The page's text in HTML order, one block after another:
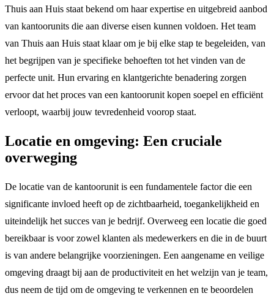
Thuis aan Huis staat bekend om haar expertise en uitgebreid aanbod
van kantoorunits die aan diverse eisen kunnen voldoen. Het team
van Thuis aan Huis staat klaar om je bij elke stap te begeleiden, van
het begrijpen van je specifieke behoeften tot het vinden van de
perfecte unit. Hun ervaring en klantgerichte benadering zorgen
ervoor dat het proces van een kantoorunit kopen soepel en efficiënt
verloopt, waarbij jouw tevredenheid voorop staat.
Locatie en omgeving: Een cruciale
overweging
De locatie van de kantoorunit is een fundamentele factor die een
significante invloed heeft op de zichtbaarheid, toegankelijkheid en
uiteindelijk het succes van je bedrijf. Overweeg een locatie die goed
bereikbaar is voor zowel klanten als medewerkers en die in de buurt
is van andere belangrijke voorzieningen. Een aangename en veilige
omgeving draagt bij aan de productiviteit en het welzijn van je team,
dus neem de tijd om de omgeving te verkennen en te beoordelen